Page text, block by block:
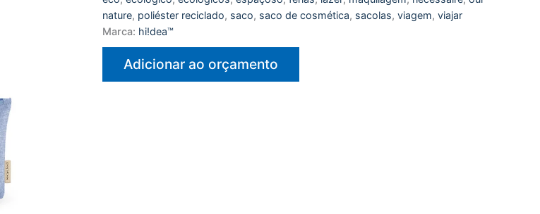
nature, poliéster reciclado, saco, saco de cosmética, sacolas,viagem,viajar
Marca: hi!dea™
Adicionar ao orçamento